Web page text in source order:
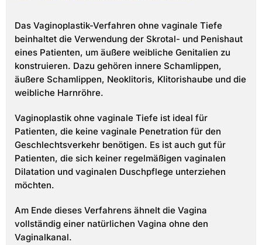
Das Vaginoplastik-Verfahren ohne vaginale Tiefe
beinhaltet die Verwendung der Skrotal- und Penishaut
eines Patienten, um äußere weibliche Genitalien zu
konstruieren. Dazu gehören innere Schamlippen,
äußere Schamlippen, Neoklitoris, Klitorishaube und die
weibliche Harnröhre.
Vaginoplastik ohne vaginale Tiefe ist ideal für
Patienten, die keine vaginale Penetration für den
Geschlechtsverkehr benötigen. Es ist auch gut für
Patienten, die sich keiner regelmäßigen vaginalen
Dilatation und vaginalen Duschpflege unterziehen
möchten.
Am Ende dieses Verfahrens ähnelt die Vagina
vollständig einer natürlichen Vagina ohne den
Vaginalkanal.